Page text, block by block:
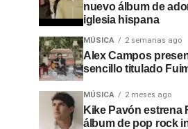
nuevo álbum de
iglesia hispana
MÚSICA 2 semanas ago
Alex Campos
sencillo titulado
MÚSICA 2 meses ago
Kike Pavón estrena
álbum de pop rock